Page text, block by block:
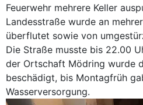
Feuerwehr mehrere Keller
Landesstraße wurde an
überflutet sowie von
Die Straße musste bis 22.00
der Ortschaft Mödring wurde
beschädigt, bis Montagfrüh
Wasserversorgung.